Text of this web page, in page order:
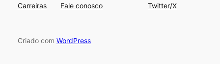
Carreiras
Fale conosco
Twitter/X
Criado com WordPress